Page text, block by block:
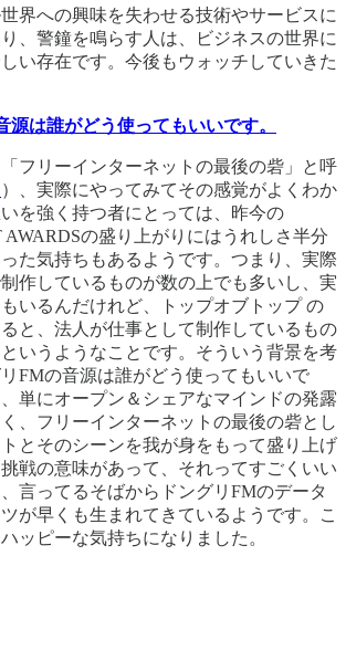
界への興味を失わせる技術やサービスに
、警鐘を鳴らす人は、ビジネスの世界に
い存在です。今後もウォッチしていきた
源は誰がどう使ってもいいです。
フリーインターネットの最後の砦」と呼
）、実際にやってみてその感覚がよくわか
を強く持つ者にとっては、昨今の
AWARDSの盛り上がりにはうれしさ半分
た気持ちもあるようです。つまり、実際
作しているものが数の上でも多いし、実
いるんだけれど、トップオブトップ の
と、法人が仕事として制作しているもの
いうようなことです。そういう背景を考
FMの音源は誰がどう使ってもいいで
単にオープン＆シェアなマインドの発露
、フリーインターネットの最後の砦とし
とそのシーンを我が身をもって盛り上げ
戦の意味があって、それってすごくいい
言ってるそばからドングリFMのデータ
が早くも生まれてきているようです。こ
ッピーな気持ちになりました。